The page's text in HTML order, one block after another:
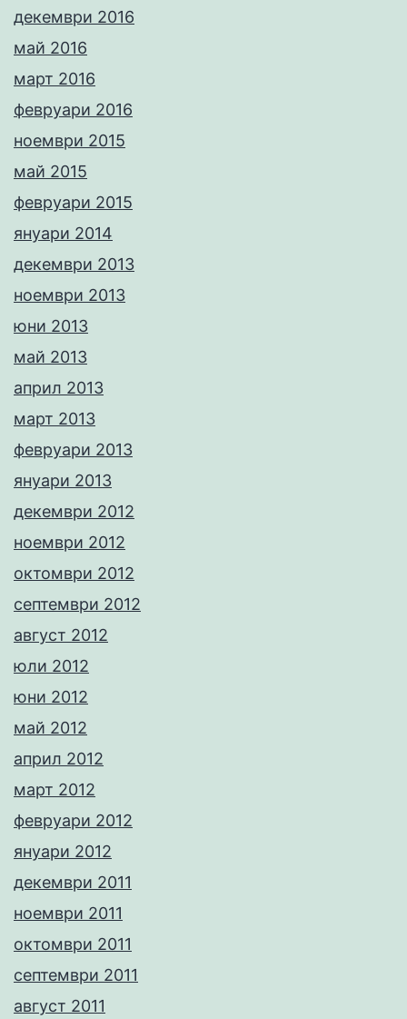
декември 2016
май 2016
март 2016
февруари 2016
ноември 2015
май 2015
февруари 2015
януари 2014
декември 2013
ноември 2013
юни 2013
май 2013
април 2013
март 2013
февруари 2013
януари 2013
декември 2012
ноември 2012
октомври 2012
септември 2012
август 2012
юли 2012
юни 2012
май 2012
април 2012
март 2012
февруари 2012
януари 2012
декември 2011
ноември 2011
октомври 2011
септември 2011
август 2011